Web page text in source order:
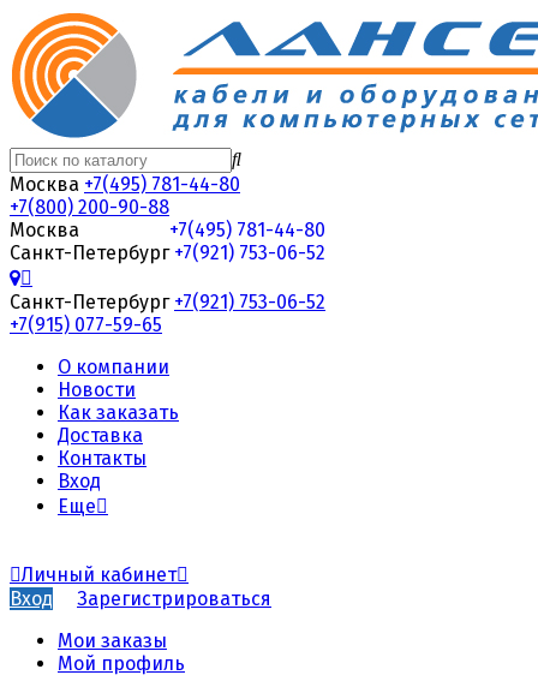
Москва +7(495) 781-44-80
+7(800) 200-90-88
Москва
+7(495) 781-44-80
Санкт-Петербург +7(921) 753-06-52
Санкт-Петербург +7(921) 753-06-52
+7(915) 077-59-65
О компании
Новости
Как заказать
Доставка
Контакты
Вход
Еще
Личный кабинет
Вход
Зарегистрироваться
Мои заказы
Мой профиль